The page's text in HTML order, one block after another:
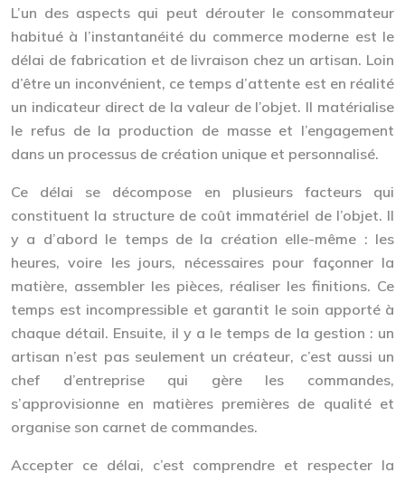
L’un des aspects qui peut dérouter le consommateur
habitué à l’instantanéité du commerce moderne est le
délai de fabrication et de livraison chez un artisan. Loin
d’être un inconvénient, ce temps d’attente est en réalité
un indicateur direct de la valeurde l’objet. Il matérialise
le refus de la production de masse et l’engagement
dans un processus de création unique et personnalisé.
Ce délai se décompose en plusieurs facteurs qui
constituent la structure de coût immatériel de l’objet. Il
y a d’abord le temps de la création elle-même : les
heures, voire les jours, nécessaires pour façonner la
matière, assembler les pièces, réaliser les finitions. Ce
temps est incompressible et garantit le soin apporté à
chaque détail. Ensuite, il y a le temps de la gestion : un
artisan n’est pas seulement un créateur, c’est aussi un
chef d’entreprise qui gère les commandes,
s’approvisionne en matières premières de qualité et
organise son carnet de commandes.
Accepter ce délai, c’est comprendre et respecter la